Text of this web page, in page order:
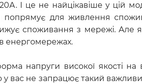
І це не найцікавіше у цій
попрямує для живлення
споживання з мережі. Але
в енергомережах.
напруги високої якості
вас не запрацює такий